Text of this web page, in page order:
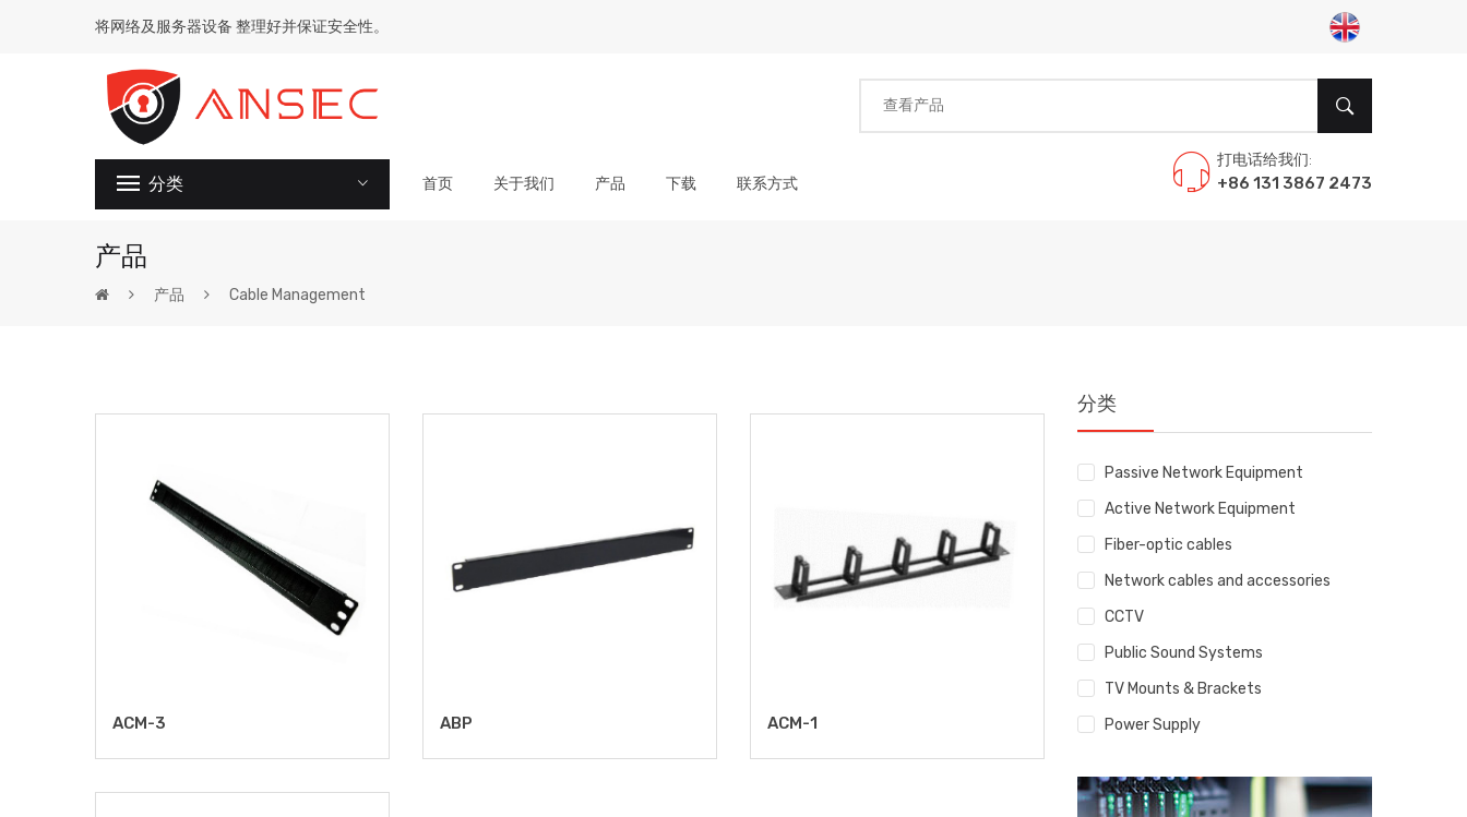
将网络及服务器设备 整理好并保证安全性。
分类 首页 关于我们 产品 下载 联系方式
打电话给我们:
+86 131 3867 2473
产品
产品 Cable Management
ACM-3 ABP ACM-1
分类
Passive Network Equipment
Active Network Equipment
Fiber-optic cables
Network cables and accessories
CCTV
Public Sound Systems
TV Mounts & Brackets
Power Supply